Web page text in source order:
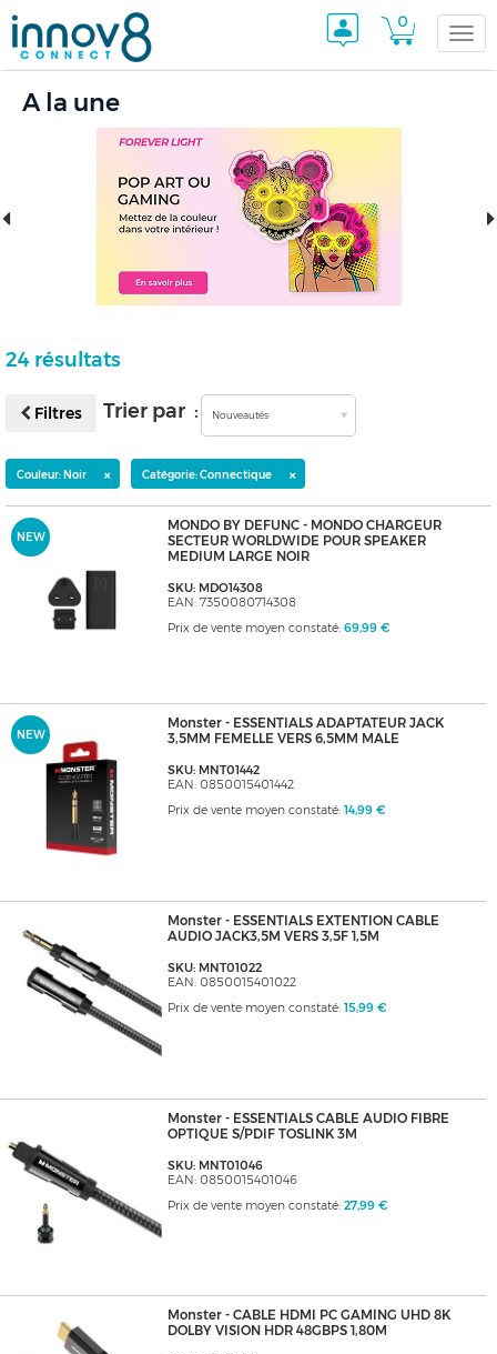
0
A la une
24 résultats
Filtres Trier par : Nouveautés
Couleur: Noir × Catégorie: Connectique ×
NEW
MONDO BY DEFUNC - MONDO CHARGEUR
SECTEUR WORLDWIDE POUR SPEAKER
MEDIUM LARGE NOIR
SKU: MDO14308
EAN: 7350080714308
Prix de vente moyen constaté: 69,99 €
NEW
Monster - ESSENTIALS ADAPTATEUR JACK
3,5MM FEMELLE VERS 6,5MM MALE
SKU: MNT01442
EAN: 0850015401442
Prix de vente moyen constaté: 14,99 €
Monster - ESSENTIALS EXTENTION CABLE
AUDIO JACK3,5M VERS 3,5F 1,5M
SKU: MNT01022
EAN: 0850015401022
Prix de vente moyen constaté: 15,99 €
Monster - ESSENTIALS CABLE AUDIO FIBRE
OPTIQUE S/PDIF TOSLINK 3M
SKU: MNT01046
EAN: 0850015401046
Prix de vente moyen constaté: 27,99 €
Monster - CABLE HDMI PC GAMING UHD 8K
DOLBY VISION HDR 48GBPS 1,80M